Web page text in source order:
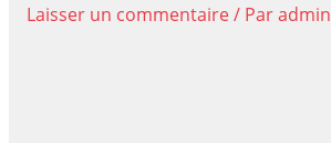
Laisser un commentaire/ Paradmin